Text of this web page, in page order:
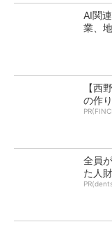
AI関
業、
【西
の作
全員
た人